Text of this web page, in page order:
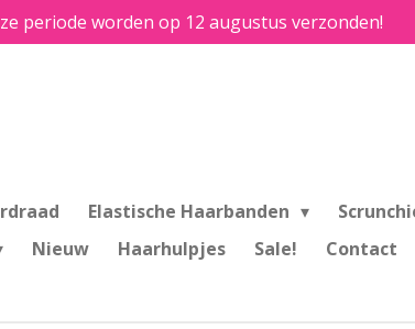
periode worden op 12 augustus verzonden!
Elastische Haarbanden
Nieuw Haarhulpjes Sale! Contact